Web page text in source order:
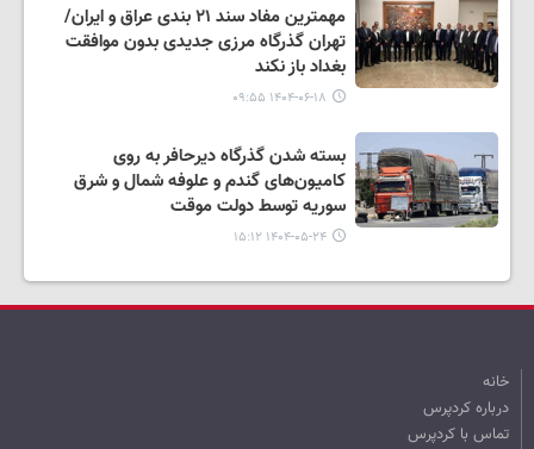
مهمترین مفاد سند ۲۱ بندی عراق و ایران/
تهران گذرگاه مرزی جدیدی بدون موافقت
بغداد باز نکند
۱۴۰۴-۰۶-۱۸ ۰۹:۵۵
بسته شدن گذرگاه دیرحافر به روی
کامیون‌های گندم و علوفه شمال و شرق
سوریه توسط دولت موقت
۱۴۰۴-۰۵-۲۴ ۱۵:۱۲
خانه
درباره کردپرس
تماس با کردپرس